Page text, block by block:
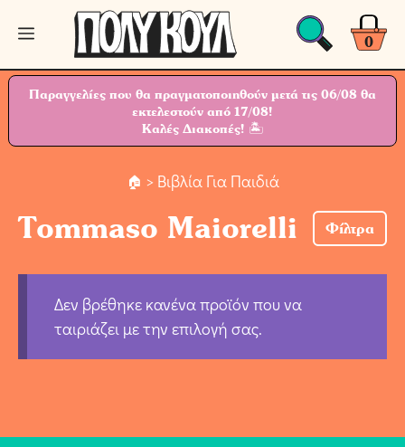
Μετάβαση
περιεχόμενο
0
Μενού
Παραγγελίες που θα πραγματοποιηθούν μετά τις 06/08 θα
εκτελεστούν από 17/08!
Καλές Διακοπές! 🏝
> Βιβλία Για Παιδιά
Tommaso Maiorelli Φίλτρα
Δεν βρέθηκε κανένα προϊόν που να
ταιριάζει με την επιλογή σας.